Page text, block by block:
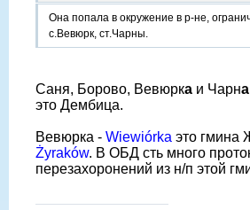
Она попала в окружение в р-не,
с.Вевюрк, ст.Чарны.
Саня, Борово, Вевюрка и Чарна
это Дембица.
Вевюрка - Wiewiórka это гмина
Żyraków. В ОБД сть много
перезахоронений из н/п этой